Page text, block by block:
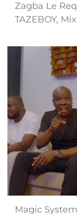
Zagba Le
TAZEBOY,
Magic